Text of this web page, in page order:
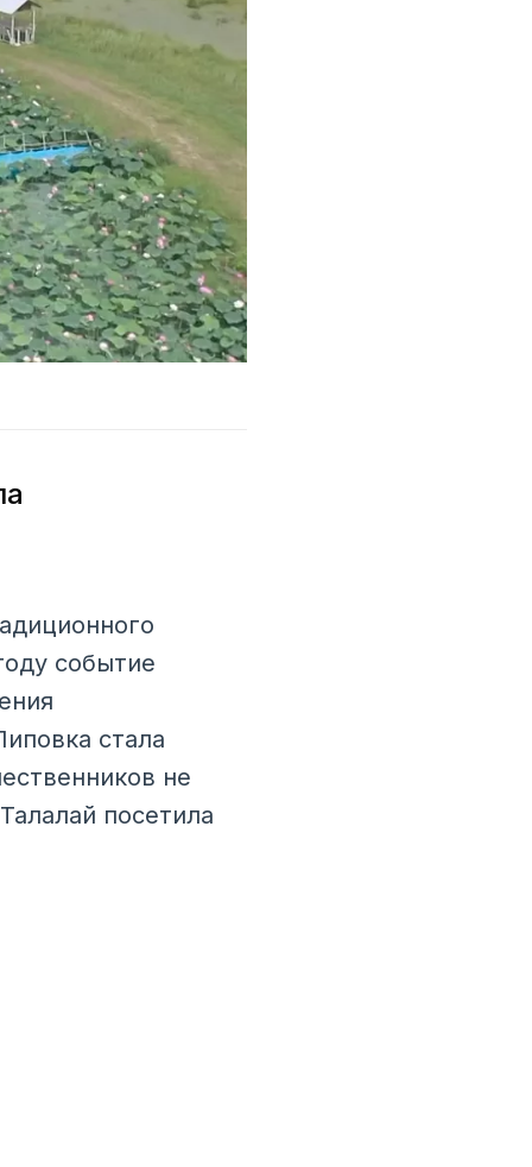
событие
стала
не
посетила